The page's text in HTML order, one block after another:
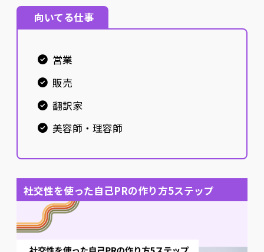
向いてる仕事
営業
販売
翻訳家
美容師・理容師
社交性を使った自己PRの作り方5ステップ